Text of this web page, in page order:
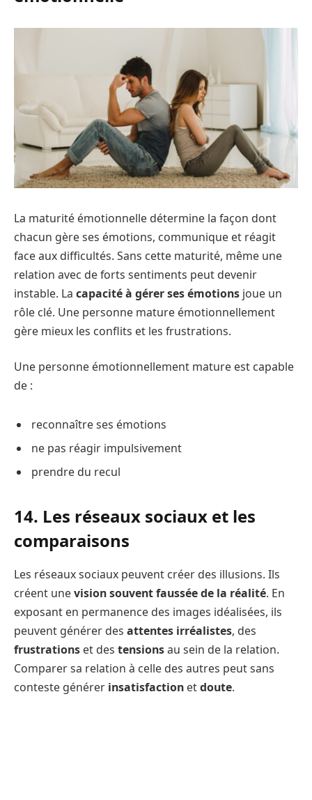
La maturité émotionnelle détermine la façon dont
chacun gère ses émotions, communique et réagit
face aux difficultés. Sans cette maturité, même une
relation avec de forts sentiments peut devenir
instable. La capacité à gérer ses émotions joue un
rôle clé. Une personne mature émotionnellement
gère mieux les conflits et les frustrations.
Une personne émotionnellement mature est capable
de :
reconnaître ses émotions
ne pas réagir impulsivement
prendre du recul
14. Les réseaux sociaux et les
comparaisons
Les réseaux sociaux peuvent créer des illusions. Ils
créent unevision souvent faussée de la réalité. En
exposant en permanence des images idéalisées, ils
peuvent générer des attentes irréalistes, des
frustrations et des tensionsau sein de la relation.
Comparer sa relation à celle des autres peut sans
conteste générer insatisfaction etdoute.